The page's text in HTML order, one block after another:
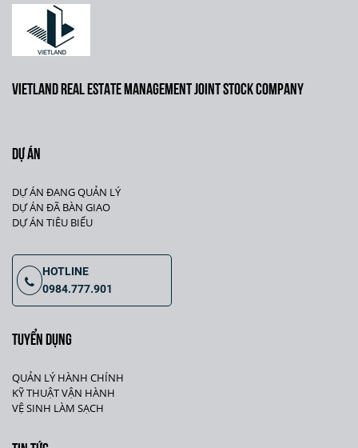
VIETLAND REAL ESTATE MANAGEMENT JOINT STOCK COMPANY
DỰ ÁN
DỰ ÁN ĐANG QUẢN LÝ
DỰ ÁN ĐÃ BÀN GIAO
DỰ ÁN TIÊU BIỂU
HOTLINE
0984.777.901
TUYỂN DỤNG
QUẢN LÝ HÀNH CHÍNH
KỸ THUẬT VẬN HÀNH
VỆ SINH LÀM SẠCH